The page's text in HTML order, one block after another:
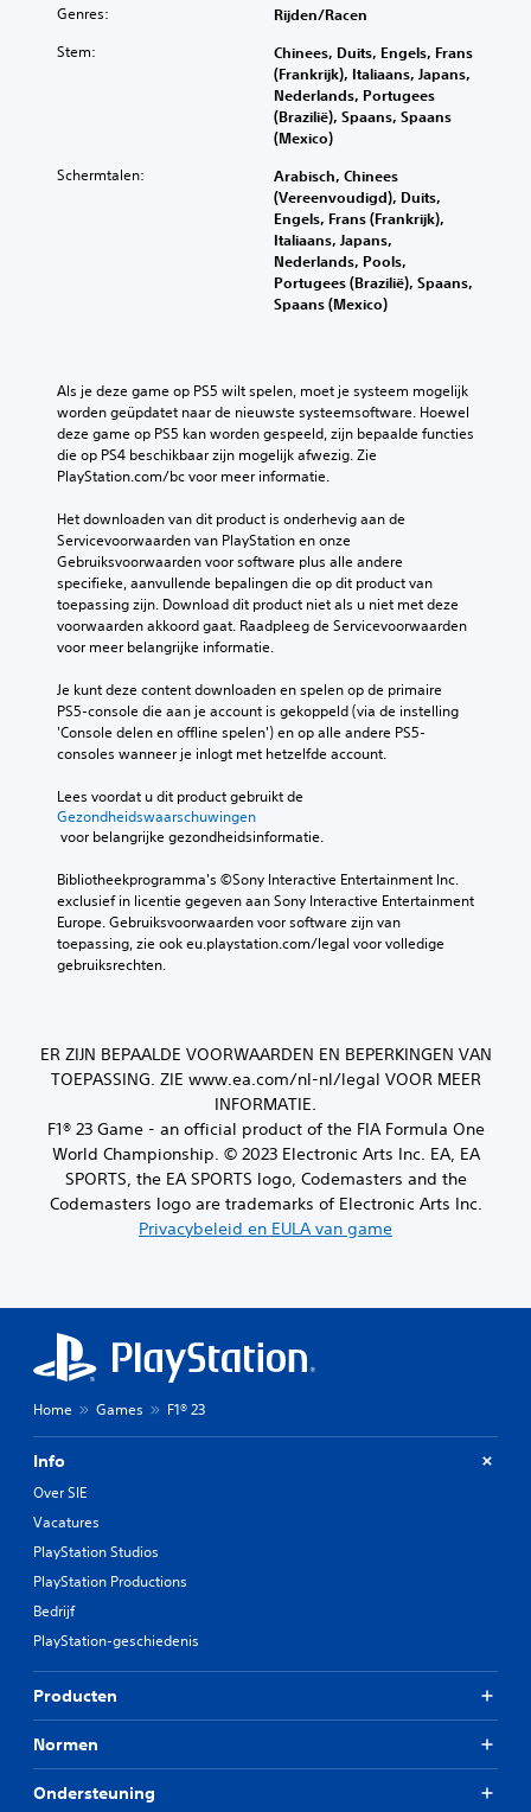
Genres: Rijden/racen
Stem:
Chinees, Duits, Engels, Frans
(Frankrijk), Italiaans, Japans,
Nederlands, Portugees
(Brazilië), Spaans, Spaans
(Mexico)
Schermtalen:
Arabisch, Chinees
(Vereenvoudigd), Duits,
Engels, Frans (Frankrijk),
Italiaans, Japans,
Nederlands, Pools,
Portugees (Brazilië), Spaans,
Spaans (Mexico)
Als je deze game op PS5 wilt spelen, moet je systeem mogelijk
worden geüpdatet naar de nieuwste systeemsoftware. Hoewel
deze game op PS5 kan worden gespeeld, zijn bepaalde functies
die op PS4 beschikbaar zijn mogelijk afwezig. Zie
PlayStation.com/bc voor meer informatie.
Het downloaden van dit product is onderhevig aan de
Servicevoorwaarden van PlayStation en onze
Gebruiksvoorwaarden voor software plus alle andere
specifieke, aanvullende bepalingen die op dit product van
toepassing zijn. Download dit product niet als u niet met deze
voorwaarden akkoord gaat. Raadpleeg de Servicevoorwaarden
voor meer belangrijke informatie.
Je kunt deze content downloaden en spelen op de primaire
PS5-console die aan je account is gekoppeld (via de instelling
'Console delen en offline spelen') en op alle andere PS5-
consoles wanneer je inlogt met hetzelfde account.
Lees voordat u dit product gebruikt de
Gezondheidswaarschuwingen
voor belangrijke gezondheidsinformatie.
Bibliotheekprogramma's ©Sony Interactive Entertainment Inc.
exclusief in licentie gegeven aan Sony Interactive Entertainment
Europe. Gebruiksvoorwaarden voor software zijn van
toepassing, zie ook eu.playstation.com/legal voor volledige
gebruiksrechten.
ER ZIJN BEPAALDE VOORWAARDEN EN BEPERKINGEN VAN
TOEPASSING. ZIE www.ea.com/nl-nl/legal VOOR MEER
INFORMATIE.
F1® 23 Game - an official product of the FIA Formula One
World Championship. © 2023 Electronic Arts Inc. EA, EA
SPORTS, the EA SPORTS logo, Codemasters and the
Codemasters logo are trademarks of Electronic Arts Inc.
Privacybeleid en EULA van game
Home Games F1® 23
Info
Over SIE
Vacatures
PlayStation Studios
PlayStation Productions
Bedrijf
PlayStation-geschiedenis
Producten
Normen
Ondersteuning